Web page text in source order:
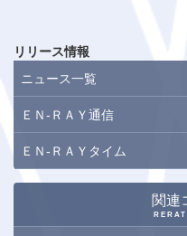
リリース情報
ニュース一覧
ＥＮ-ＲＡＹ通信
ＥＮ-ＲＡＹタイム
関連